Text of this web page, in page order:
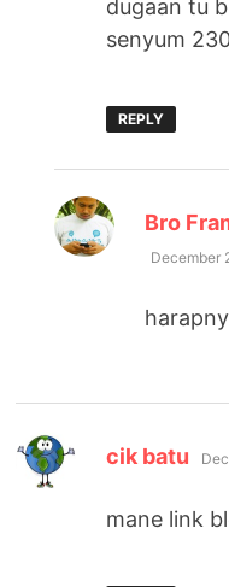
dugaan tu
senyum
REPLY
Bro
December
cik batu
mane link